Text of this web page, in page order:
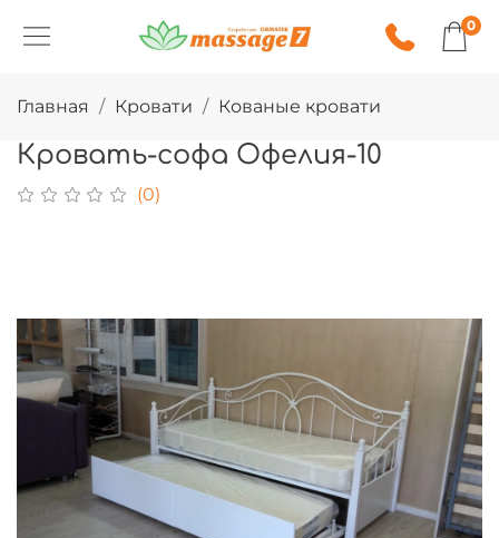
0
Главная Кровати Кованые кровати
Кровать-софа Офелия-10
(0)